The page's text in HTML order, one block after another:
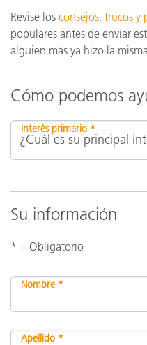
Revise los consejos, trucos y
populares antes de enviar
alguien más ya hizo la
Cómo podemos
Interés primario *
Su información
* = Obligatorio
Nombre *
Apellido *